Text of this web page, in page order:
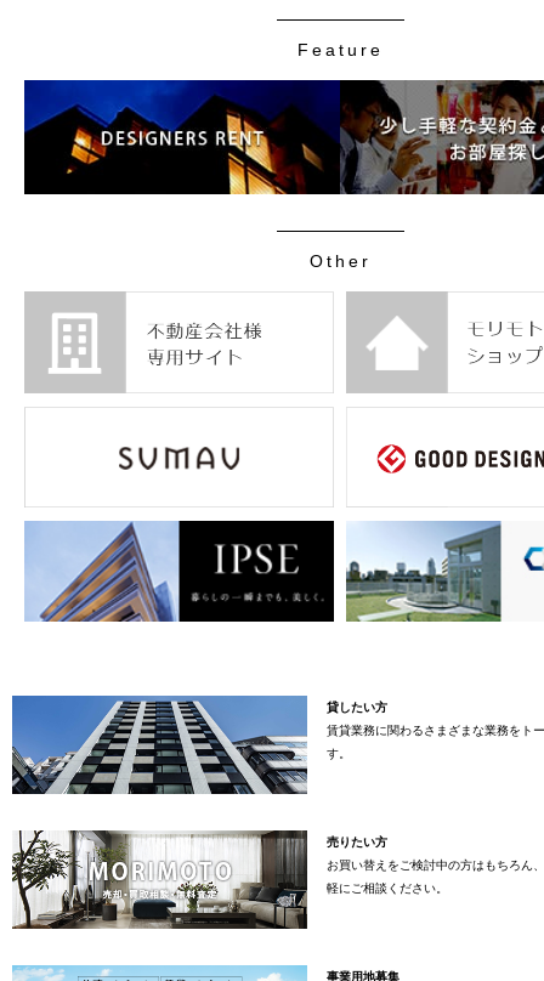
Feature
Other
貸したい方
賃貸業務に関わるさまざまな業務をト
す。
売りたい方
お買い替えをご検討中の方はもちろん
軽にご相談ください。
事業用地募集